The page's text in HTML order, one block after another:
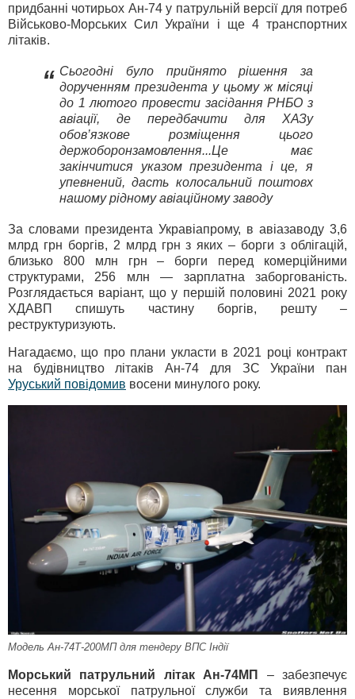
придбанні чотирьох Ан-74 у патрульній версії для потреб
Військово-Морських Сил України і ще 4 транспортних
літаків.
“ Сьогодні було прийнято рішення за
дорученням президента у цьому ж місяці
до 1 лютого провести засідання РНБО з
авіації, де передбачити для ХАЗу
обов’язкове розміщення цього
держоборонзамовлення...Це має
закінчитися указом президента і це, я
упевнений, дасть колосальний поштовх
нашому рідному авіаційному заводу
За словами президента Укравіапрому, в авіазаводу 3,6
млрд грн боргів, 2 млрд грн з яких – борги з облігацій,
близько 800 млн грн – борги перед комерційними
структурами, 256 млн — зарплатна заборгованість.
Розглядається варіант, що у першій половині 2021 року
ХДАВП спишуть частину боргів, решту –
реструктуризують.
Нагадаємо, що про плани укласти в 2021 році контракт
на будівництво літаків Ан-74 для ЗС України пан
Уруський повідомив восени минулого року.
Модель Ан-74Т-200МП для тендеру ВПС Індії
Морський патрульний літак Ан-74МП
– забезпечує
несення морської патрульної служби та виявлення